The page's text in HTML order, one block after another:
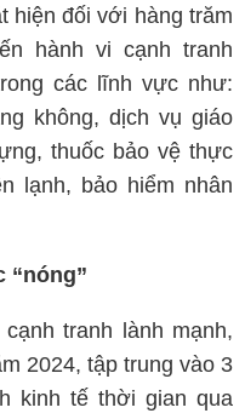
hiện đối với hàng trăm
hành vi cạnh tranh
các lĩnh vực như:
không, dịch vụ giáo
thuốc bảo vệ thực
lạnh, bảo hiểm nhân
“nóng”
tranh lành mạnh,
2024, tập trung vào 3
kinh tế thời gian qua